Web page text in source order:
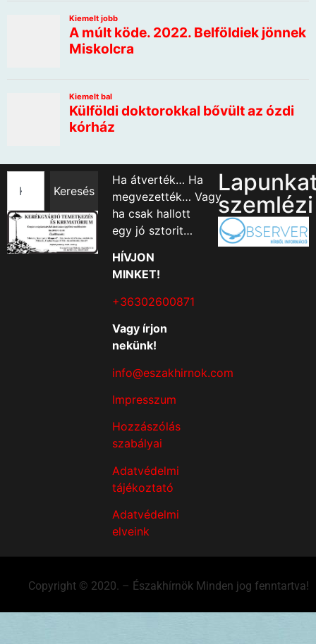
Keresés
Ha átverték… Ha
megvezették… Vagy
ha csak hallott
egy jó sztorit…
HÍVJON
MINKET!
+36302600871
Vagy írjon
nekünk!
info@eszakhirnok.com
Impresszum
Hozzászólás
szabályai
Adatvédelmi
tájékoztató
Adatvédelmi
elveink
szemlézi
Copyright © 2020. – Északhírnök Minden jog fenntartva!